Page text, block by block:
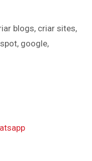
blogs, criar sites,
, google,